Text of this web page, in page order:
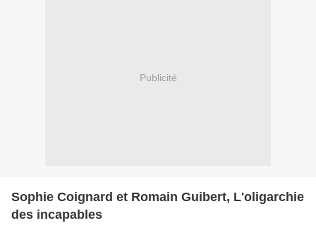
Publicité
Sophie Coignard et Romain Guibert, L'oligarchie
des incapables